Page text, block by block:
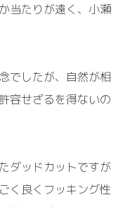
当たりが遠く、小瀬
でしたが、自然が相
容せざるを得ないの
ダッドカットですが
く良くフッキング性